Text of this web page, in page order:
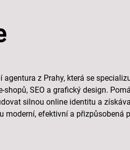
z Prahy, která se
shopů, SEO a grafický design.
silnou online identitu a
moderní, efektivní a přizpůsobená